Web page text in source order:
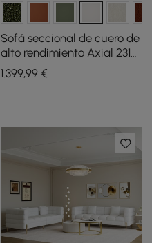
Sofá seccional de cuero de
alto rendimiento Axial 231
cm de 2 piezas con
otomana, patas doradas y
1.399,99€